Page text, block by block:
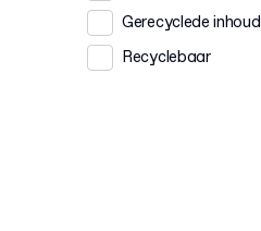
Gerecyclede inhoud
Recyclebaar